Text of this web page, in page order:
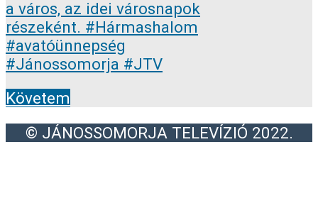
Követem
© JÁNOSSOMORJA TELEVÍZIÓ 2022.